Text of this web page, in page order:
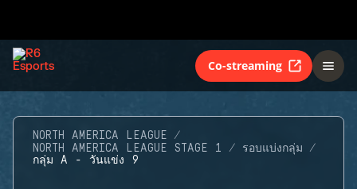
Co-streaming
NORTH AMERICA LEAGUE
NORTH AMERICA LEAGUE STAGE 1
รอบแบ่งกลุ่ม
กลุ่ม A - วันแข่ง 9